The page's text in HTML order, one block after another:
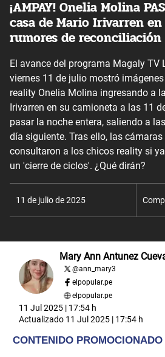
¡AMPAY! Onelia Molina
casa de Mario Irivarren
rumores de reconciliación
El avance del programa Magaly TV
viernes 11 de julio mostró
reality Onelia Molina ingresando a
Irivarren en su camioneta a las 11
pasar la noche entera, saliendo a
día siguiente. Tras ello, las
consultaron a los chicos reality si
un 'cierre de ciclos'. ¿Qué dirán?
11 de julio de 2025
Mary Ann Antunez
@ann_mary3
elpopular.pe
elpopular.pe
11 Jul 2025 | 17:54 h
Actualizado 11 Jul 2025 | 17:54 h